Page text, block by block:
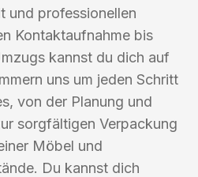
und professionellen
Kontaktaufnahme bis
kannst du dich auf
uns um jeden Schritt
von der Planung und
sorgfältigen Verpackung
Möbel und
Du kannst dich